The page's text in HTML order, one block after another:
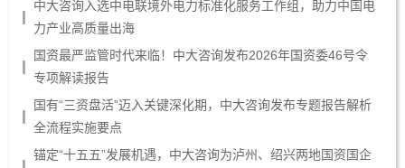
中大咨询入选中电联境外电力标准化服务工作组，助力中国电
力产业高质量出海
国资最严监管时代来临！中大咨询发布2026年国资委46号令
专项解读报告
国有“三资盘活”迈入关键深化期，中大咨询发布专题报告解析
全流程实施要点
锚定“十五五”发展机遇，中大咨询为泸州、绍兴两地国资国企